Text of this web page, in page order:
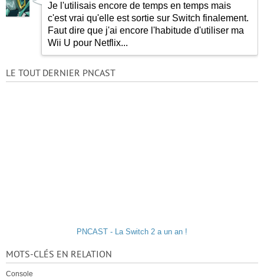
Je l'utilisais encore de temps en temps mais
c'est vrai qu'elle est sortie sur Switch finalement.
Faut dire que j'ai encore l'habitude d'utiliser ma
Wii U pour Netflix...
LE TOUT DERNIER PNCAST
PNCAST - La Switch 2 a un an !
MOTS-CLÉS EN RELATION
Console